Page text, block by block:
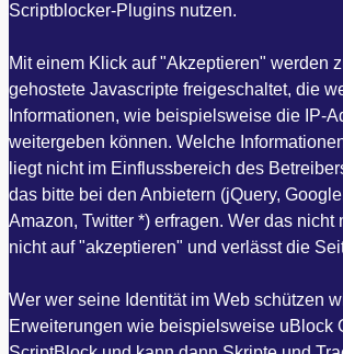
Scriptblocker-Plugins nutzen.
Mit einem Klick auf "Akzeptieren" werden
gehostete Javascripte freigeschaltet, die
Informationen, wie beispielsweise die IP-
weitergeben können. Welche
liegt nicht im Einflussbereich des
das bitte bei den Anbietern (jQuery,
Amazon, Twitter *) erfragen. Wer das nicht
nicht auf "akzeptieren" und verlässt die
Wer wer seine Identität im Web schützen
Erweiterungen wie beispielsweise uBlock